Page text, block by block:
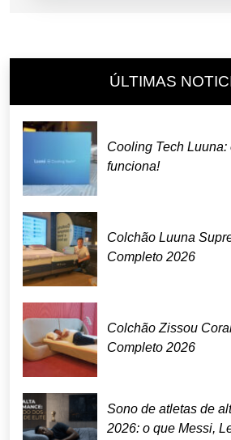
ÚLTIMAS
Cooling Tech Luuna:
funciona!
Colchão Luuna
Completo 2026
Colchão Zissou
Completo 2026
Sono de atletas de
2026: o que Messi,